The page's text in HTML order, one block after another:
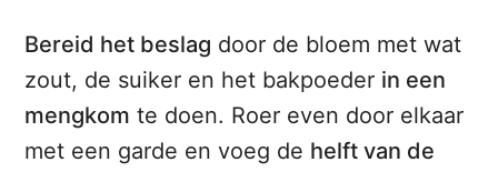
Bereid het beslag door de bloem met wat
zout, de suiker en het bakpoeder in een
mengkom te doen. Roer even door elkaar
met een garde en voeg de helft van de